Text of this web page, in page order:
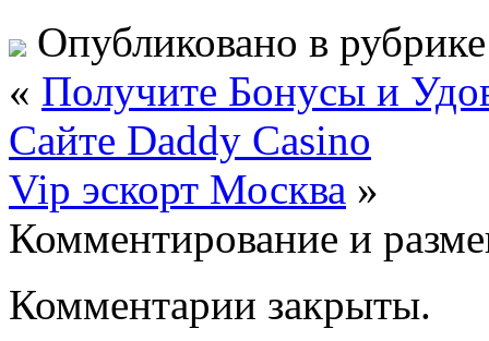
Опубликовано в
« Получите Бонусы и
Сайте Daddy Casino
Vip эскорт Москва »
Комментирование и
Комментарии закрыты.